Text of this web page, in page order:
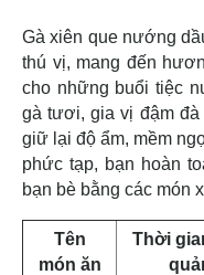
Gà xiên que nướng
thú vị, mang đến
cho những buổi tiệc
gà tươi, gia vị đậm
giữ lại độ ẩm, mềm
phức tạp, bạn hoàn
bạn bè bằng các món
Tên
món ăn
Thời